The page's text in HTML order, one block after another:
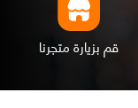
قم بزيارة متجرنا